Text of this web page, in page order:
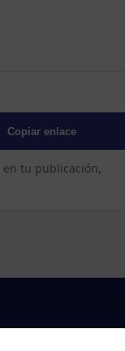
Copiar enlace
en tu publicación,